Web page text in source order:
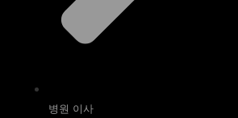
병원 이사